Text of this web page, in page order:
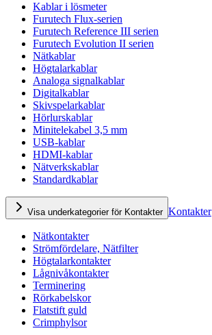
Kablar i lösmeter
Furutech Flux-serien
Furutech Reference III serien
Furutech Evolution II serien
Nätkablar
Högtalarkablar
Analoga signalkablar
Digitalkablar
Skivspelarkablar
Hörlurskablar
Minitelekabel 3,5 mm
USB-kablar
HDMI-kablar
Nätverkskablar
Standardkablar
Visa underkategorier för Kontakter Kontakter
Nätkontakter
Strömfördelare, Nätfilter
Högtalarkontakter
Lågnivåkontakter
Terminering
Rörkabelskor
Flatstift guld
Crimphylsor